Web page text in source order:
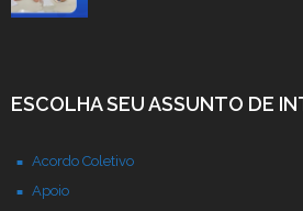
ESCOLHA SEU ASSUNTO DE
Acordo Coletivo
Apoio